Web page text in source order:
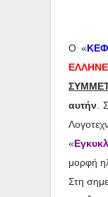
Ο «
αυτήν .
«
μορφή
Στη